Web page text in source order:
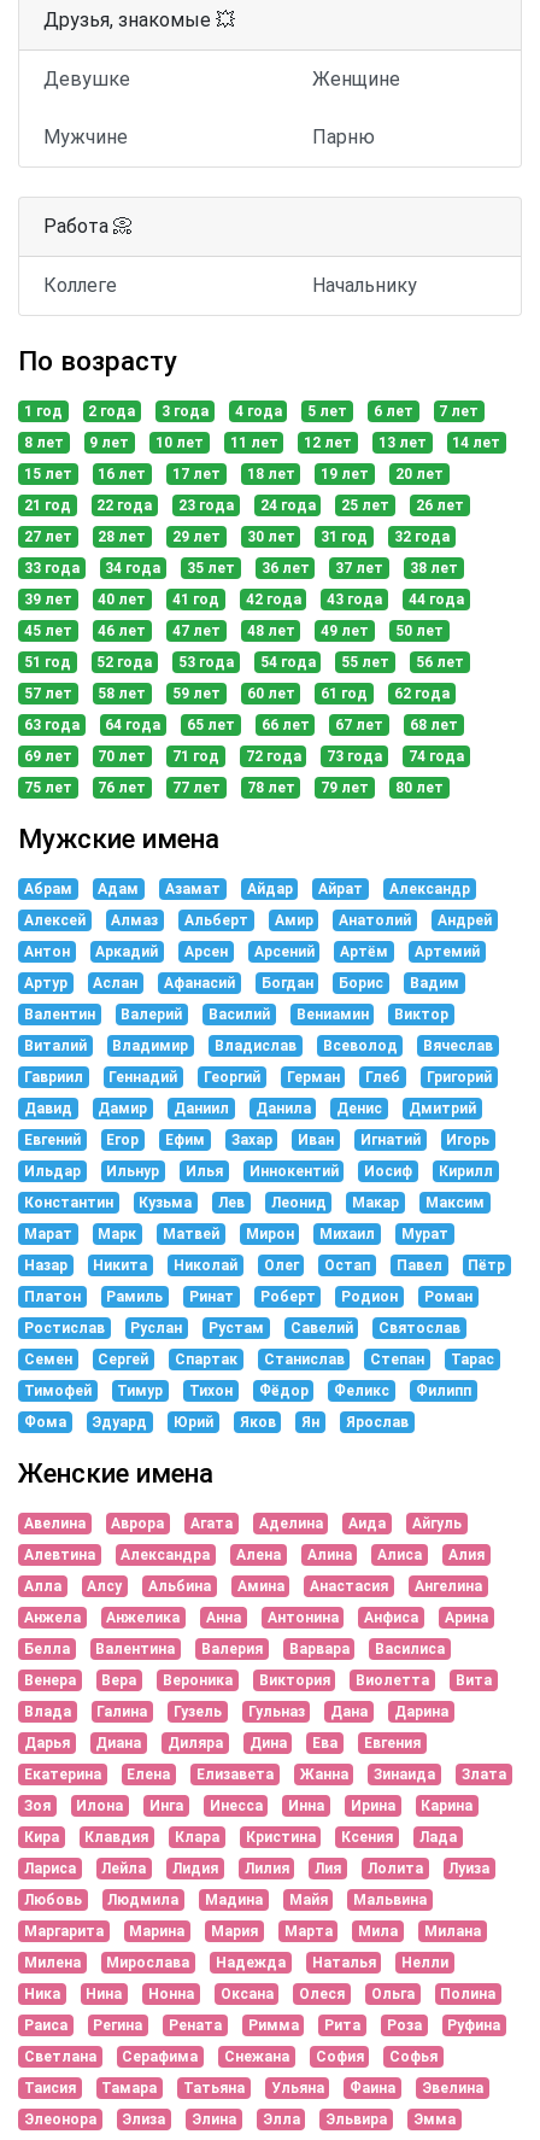
Друзья, знакомые 💥
Девушке Женщине
Мужчине Парню
Работа 📀
Коллеге Начальнику
По возрасту
1 год 2 года 3 года 4 года 5 лет 6 лет
7 лет
8 лет
9 лет 10 лет 11 лет 12 лет 13 лет
14 лет
15 лет
16 лет 17 лет 18 лет 19 лет
20 лет
21 год
22 года 23 года 24 года 25 лет
26 лет
27 лет
28 лет 29 лет 30 лет 31 год
32 года
33 года
34 года 35 лет 36 лет 37 лет
38 лет
39 лет
40 лет 41 год 42 года 43 года
44 года
45 лет
46 лет 47 лет 48 лет 49 лет
50 лет
51 год
52 года 53 года 54 года 55 лет
56 лет
57 лет
58 лет 59 лет 60 лет 61 год
62 года
63 года
64 года 65 лет 66 лет 67 лет
68 лет
69 лет
70 лет 71 год 72 года 73 года
74 года
75 лет
76 лет 77 лет 78 лет 79 лет 80 лет
Мужские имена
Абрам Адам Азамат Айдар Айрат
Александр
Алексей
Алмаз Альберт Амир Анатолий
Андрей
Антон
Аркадий Арсен Арсений Артём
Артемий
Артур
Аслан Афанасий Богдан Борис
Вадим
Валентин
Валерий Василий Вениамин
Виктор
Виталий
Владимир Владислав Всеволод
Вячеслав
Гавриил
Геннадий Георгий Герман Глеб
Григорий
Давид
Дамир Даниил Данила Денис
Дмитрий
Евгений
Егор Ефим Захар Иван Игнатий
Игорь
Ильдар
Ильнур Илья Иннокентий Иосиф
Кирилл
Константин
Кузьма Лев Леонид Макар
Максим
Марат
Марк Матвей Мирон Михаил
Мурат
Назар
Никита Николай Олег Остап Павел
Пётр
Платон
Рамиль Ринат Роберт Родион
Роман
Ростислав
Руслан Рустам Савелий
Святослав
Семен
Сергей Спартак Станислав Степан
Тарас
Тимофей
Тимур Тихон Фёдор Феликс
Филипп
Фома
Эдуард Юрий Яков Ян Ярослав
Женские имена
Авелина Аврора Агата Аделина Аида
Айгуль
Алевтина
Александра Алена Алина Алиса
Алия
Алла
Алсу Альбина Амина Анастасия
Ангелина
Анжела
Анжелика Анна Антонина Анфиса
Арина
Белла
Валентина Валерия Варвара
Василиса
Венера
Вера Вероника Виктория Виолетта
Вита
Влада
Галина Гузель Гульназ Дана
Дарина
Дарья
Диана Диляра Дина Ева
Евгения
Екатерина
Елена Елизавета Жанна Зинаида
Злата
Зоя
Илона Инга Инесса Инна Ирина
Карина
Кира
Клавдия Клара Кристина Ксения
Лада
Лариса
Лейла Лидия Лилия Лия Лолита
Луиза
Любовь
Людмила Мадина Майя
Мальвина
Маргарита
Марина Мария Марта Мила
Милана
Милена
Мирослава Надежда Наталья
Нелли
Ника
Нина Нонна Оксана Олеся Ольга
Полина
Раиса
Регина Рената Римма Рита Роза
Руфина
Светлана
Серафима Снежана София
Софья
Таисия
Тамара Татьяна Ульяна Фаина
Эвелина
Элеонора
Элиза Элина Элла Эльвира Эмма